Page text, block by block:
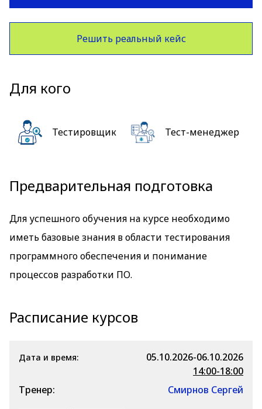
Решить реальный кейс
Для кого
Тестировщик Тест-менеджер
Предварительная подготовка
Для успешного обучения на курсе необходимо
иметь базовые знания в области тестирования
программного обеспечения и понимание
процессов разработки ПО.
Расписание курсов
Дата и время:
05.10.2026-06.10.2026
14:00-18:00
Тренер:
Смирнов Сергей